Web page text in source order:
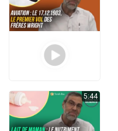
5:44